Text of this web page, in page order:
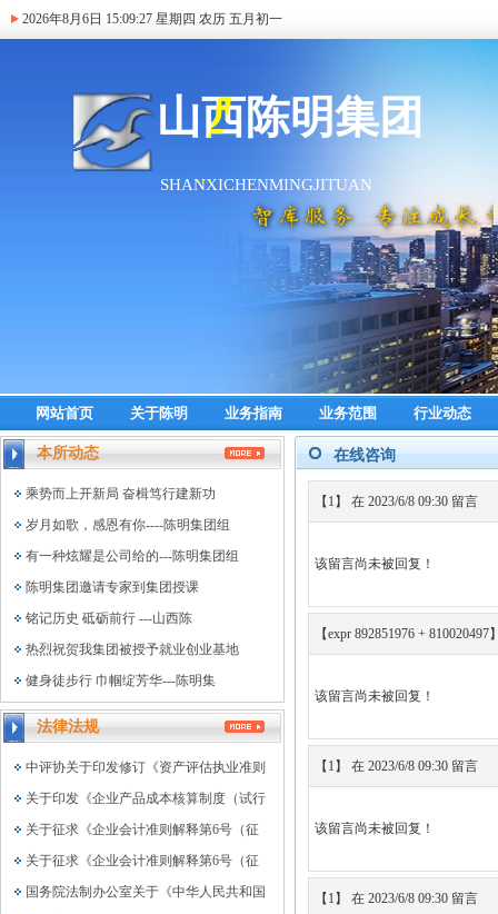
2026年8月6日 15:09:28 星期四 农历 五月初一
网站首页 关于陈明 业务指南 业务范围 行业动态
本所动态
乘势而上开新局 奋楫笃行建新功
岁月如歌，感恩有你----陈明集团组
有一种炫耀是公司给的---陈明集团组
陈明集团邀请专家到集团授课
铭记历史 砥砺前行 ---山西陈
热烈祝贺我集团被授予就业创业基地
健身徒步行 巾帼绽芳华---陈明集
法律法规
中评协关于印发修订《资产评估执业准则
关于印发《企业产品成本核算制度（试行
关于征求《企业会计准则解释第6号（征
关于征求《企业会计准则解释第6号（征
国务院法制办公室关于《中华人民共和国
在线咨询
【1】 在 2023/6/8 09:30 留言
该留言尚未被回复！
【expr 892851976 +
该留言尚未被回复！
【1】 在 2023/6/8 09:30 留言
该留言尚未被回复！
【1】 在 2023/6/8 09:30 留言